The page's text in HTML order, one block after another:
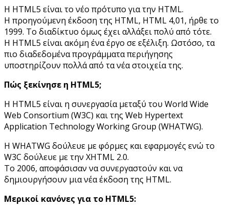
Η HTML5 είναι το νέο πρότυπο για την HTML.
Η προηγούμενη έκδοση της HTML, HTML 4,01, ήρθε το
1999. Το διαδίκτυο όμως έχει αλλάξει πολύ από τότε.
Η HTML5 είναι ακόμη ένα έργο σε εξέλιξη. Ωστόσο, τα
πιο διαδεδομένα προγράμματα περιήγησης
υποστηρίζουν πολλά από τα νέα στοιχεία της.
Πώς ξεκίνησε η HTML5;
Η HTML5 είναι η συνεργασία μεταξύ του World Wide
Web Consortium (W3C) και της Web Hypertext
Application Technology Working Group (WHATWG).
Η WHATWG δούλευε με φόρμες και εφαρμογές ενώ το
W3C δούλευε με την XHTML 2.0.
Το 2006, αποφάσισαν να συνεργαστούν και να
δημιουργήσουν μια νέα έκδοση της HTML.
Μερικοί κανόνες για το HTML5: